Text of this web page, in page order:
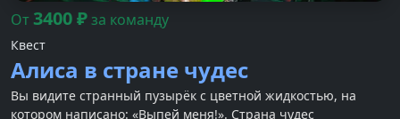
От3400₽за команду
Квест
Алиса в стране чудес
Вы видите странный пузырёк с цветной жидкостью, на
котором написано: «Выпей меня!». Страна чудес